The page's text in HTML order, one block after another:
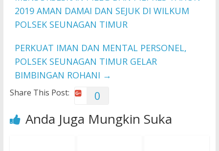
2019 AMAN DAMAI DAN SEJUK DI WILKUM
POLSEK SEUNAGAN TIMUR
PERKUAT IMAN DAN MENTAL PERSONEL,
POLSEK SEUNAGAN TIMUR GELAR
BIMBINGAN ROHANI →
Share This Post: 0
Anda Juga Mungkin Suka